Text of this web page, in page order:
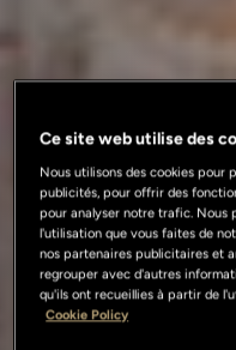
Ce site web utilise des
Nous utilisons des cookies pour
publicités, pour offrir des
pour analyser notre trafic. Nous
l'utilisation que vous faites de
nos partenaires publicitaires et
regrouper avec d'autres
qu'ils ont recueillies à partir de
Cookie Policy